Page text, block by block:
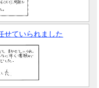
せていられました